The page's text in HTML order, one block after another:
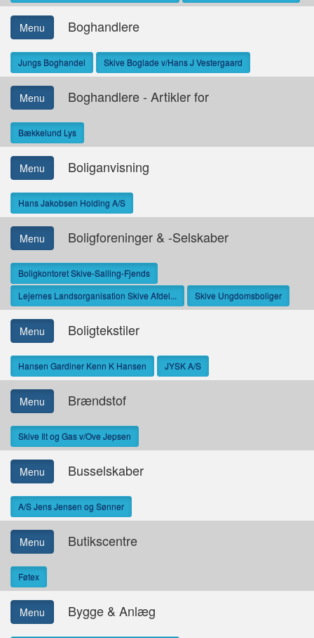
Menu Boghandlere
Jungs Boghandel Skive Boglade v/Hans J Vestergaard
Menu Boghandlere - Artikler for
Bækkelund Lys
Menu Boliganvisning
Hans Jakobsen Holding A/S
Menu Boligforeninger & -Selskaber
Boligkontoret Skive-Salling-Fjends
Lejernes Landsorganisation Skive Afdel...
Skive Ungdomsboliger
Menu Boligtekstiler
Hansen Gardiner Kenn K Hansen JYSK A/S
Menu Brændstof
Skive Ilt og Gas v/Ove Jepsen
Menu Busselskaber
A/S Jens Jensen og Sønner
Menu Butikscentre
Føtex
Menu Bygge & Anlæg